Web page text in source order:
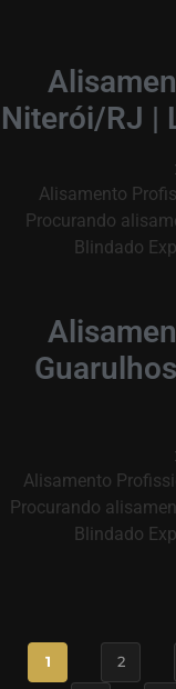
Niterói/RJ |
Alisamento
Procurando
Blindado
Alisamento
Procurando
Blindado
1 2